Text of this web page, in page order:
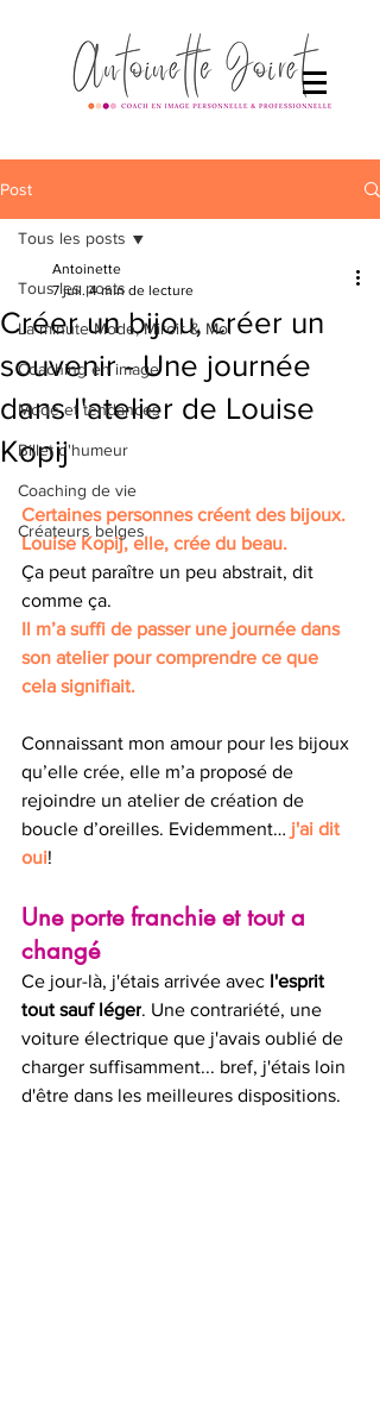
Post
Tous les posts
La minute Mode, Miroir & Moi
Coaching en image
Mode et tendances
Billet d'humeur
Coaching de vie
Créateurs belges
Tous les posts
Créer un bijou, créer un
souvenir - Une journée
dans l'atelier de Louise
Kopij
Antoinette
7 juil. 4 min de lecture
Certaines personnes créent des bijoux.
Louise Kopij, elle, crée du beau.
Ça peut paraître un peu abstrait, dit
comme ça.
Il m’a suffi de passer une journée dans
son atelier pour comprendre ce que
cela signifiait.
Connaissant mon amour pour les bijoux
qu’elle crée, elle m’a proposé de
rejoindre un atelier de création de
boucle d’oreilles. Evidemment… j'ai dit
oui!
Une porte franchie et tout a
changé
Ce jour-là, j'étais arrivée avec l'esprit
tout sauf léger. Une contrariété, une
voiture électrique que j'avais oublié de
charger suffisamment... bref, j'étais loin
d'être dans les meilleures dispositions.